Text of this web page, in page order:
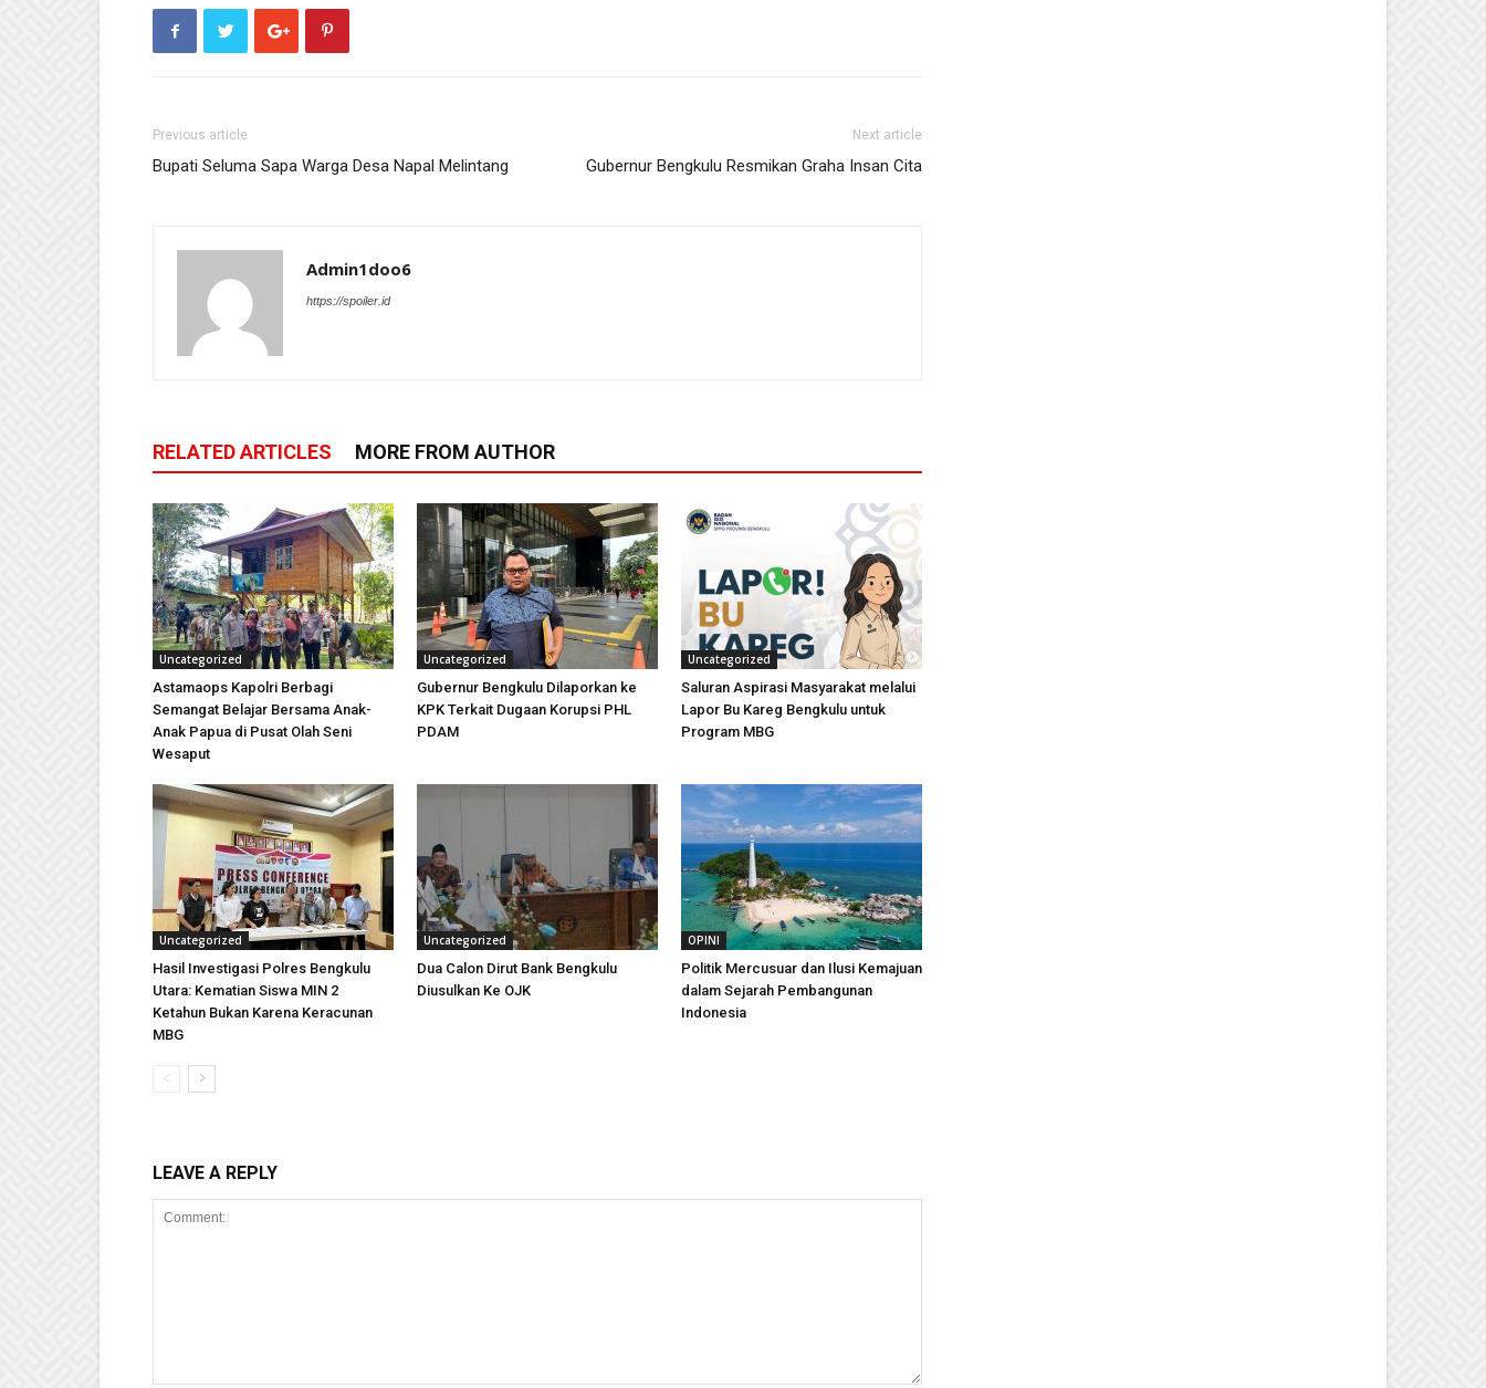
Previous article
Bupati Seluma Sapa Warga Desa Napal Melintang
Next article
Gubernur Bengkulu Resmikan Graha Insan Cita
Admin1doo6
https://spoiler.id
RELATED ARTICLES MORE FROM AUTHOR
Uncategorized
Astamaops Kapolri Berbagi
Semangat Belajar Bersama Anak-
Anak Papua di Pusat Olah Seni
Wesaput
Uncategorized
Gubernur Bengkulu Dilaporkan ke
KPK Terkait Dugaan Korupsi PHL
PDAM
Uncategorized
Saluran Aspirasi Masyarakat melalui
Lapor Bu Kareg Bengkulu untuk
Program MBG
Uncategorized
Hasil Investigasi Polres Bengkulu
Utara: Kematian Siswa MIN 2
Ketahun Bukan Karena Keracunan
MBG
Uncategorized
Dua Calon Dirut Bank Bengkulu
Diusulkan Ke OJK
OPINI
Politik Mercusuar dan Ilusi Kemajuan
dalam Sejarah Pembangunan
Indonesia
LEAVE A REPLY